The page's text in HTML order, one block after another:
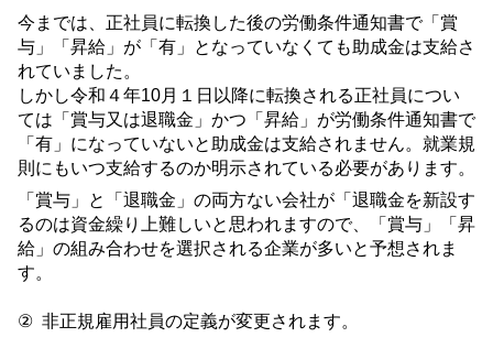
今までは、正社員に転換した後の労働条件通知書で「賞
与」「昇給」が「有」となっていなくても助成金は支給さ
れていました。
しかし令和４年10月１ 日以降に転換される正社員につい
ては「賞与又は退職金」かつ「昇給」が労働条件通知書で
「有」になっていないと助成金は支給されません。就業規
則にもいつ支給するのか明示されている必要があります。
「賞与」と「退職金」の両方ない会社が「退職金を新設す
るのは資金繰り上難しいと思われますので、「賞与」「昇
給」の組み合わせを選択される企業が多いと予想されま
す。
② 非正規雇用社員の定義が変更されます。